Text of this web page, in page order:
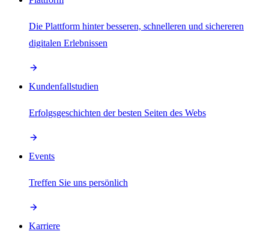
Die Plattform hinter besseren, schnelleren und sichereren
digitalen Erlebnissen
Kundenfallstudien
Erfolgsgeschichten der besten Seiten des Webs
Events
Treffen Sie uns persönlich
Karriere